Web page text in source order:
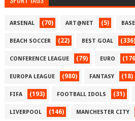
ARSENAL (70) ART@NET (5)
BEACH SOCCER (22) BEST GOAL (336)
CONFERENCE LEAGUE (79) EURO
EUROPA LEAGUE (980) FANTASY (18)
FIFA (193) FOOTBALL IDOLS (31)
LIVERPOOL (146) MANCHESTER CITY